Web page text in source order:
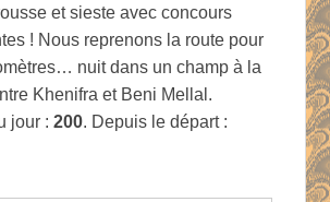
et sieste avec concours
! Nous reprenons la route pour
nuit dans un champ à la
Khenifra et Beni Mellal.
jour :200. Depuis le départ :